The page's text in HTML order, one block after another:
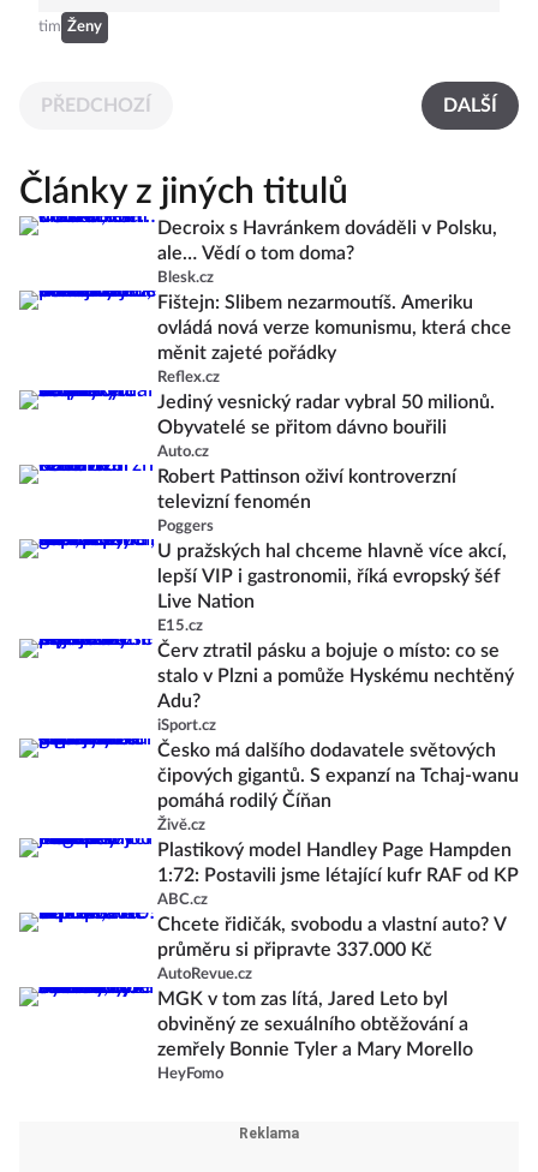
tim Ženy
PŘEDCHOZÍ DALŠÍ
Články z jiných titulů
Decroix s Havránkem dováděli v Polsku,
ale… Vědí o tom doma?
Blesk.cz
Fištejn: Slibem nezarmoutíš. Ameriku
ovládá nová verze komunismu, která chce
měnit zajeté pořádky
Reflex.cz
Jediný vesnický radar vybral 50 milionů.
Obyvatelé se přitom dávno bouřili
Auto.cz
Robert Pattinson oživí kontroverzní
televizní fenomén
Poggers
U pražských hal chceme hlavně více akcí,
lepší VIP i gastronomii, říká evropský šéf
Live Nation
E15.cz
Červ ztratil pásku a bojuje o místo: co se
stalo v Plzni a pomůže Hyskému nechtěný
Adu?
iSport.cz
Česko má dalšího dodavatele světových
čipových gigantů. S expanzí na Tchaj-wanu
pomáhá rodilý Číňan
Živě.cz
Plastikový model Handley Page Hampden
1:72: Postavili jsme létající kufr RAF od KP
ABC.cz
Chcete řidičák, svobodu a vlastní auto? V
průměru si připravte 337.000 Kč
AutoRevue.cz
MGK v tom zas lítá, Jared Leto byl
obviněný ze sexuálního obtěžování a
zemřely Bonnie Tyler a Mary Morello
HeyFomo